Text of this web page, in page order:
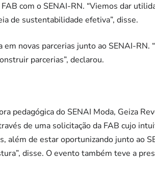
FAB com o SENAI-RN. “Viemos dar
de sustentabilidade efetiva”, disse.
em novas parcerias junto ao SENAI-
parcerias”, declarou.
pedagógica do SENAI Moda, Geiza
de uma solicitação da FAB cujo
além de estar oportunizando junto ao
disse. O evento também teve a